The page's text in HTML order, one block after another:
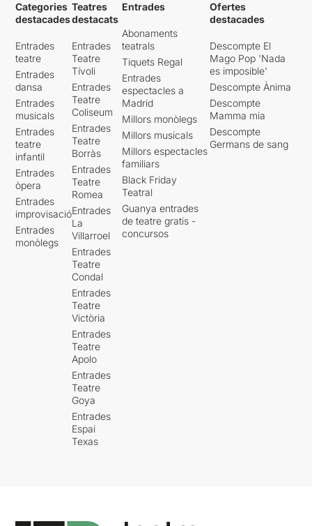
Categories
destacades
Entrades
teatre
Entrades
dansa
Entrades
musicals
Entrades
teatre
infantil
Entrades
òpera
Entrades
improvisació
Entrades
monòlegs
Teatres
destacats
Entrades
Teatre
Tívoli
Entrades
Teatre
Coliseum
Entrades
Teatre
Borràs
Entrades
Teatre
Romea
Entrades
La
Villarroel
Entrades
Teatre
Condal
Entrades
Teatre
Victòria
Entrades
Teatre
Apolo
Entrades
Teatre
Goya
Entrades
Espai
Texas
Entrades
Abonaments
teatrals
Tiquets Regal
Entrades
espectacles a
Madrid
Millors monòlegs
Millors musicals
Millors espectacles
familiars
Black Friday
Teatral
Guanya entrades
de teatre gratis -
concursos
Ofertes
destacades
Descompte El
Mago Pop 'Nada
es imposible'
Descompte Ànima
Descompte
Mamma mia
Descompte
Germans de sang